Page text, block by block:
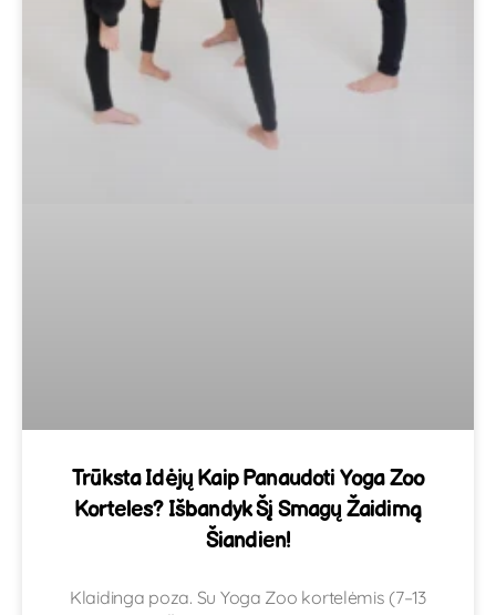
Trūksta Idėjų Kaip Panaudoti Yoga Zoo
Korteles? Išbandyk Šį Smagų Žaidimą
Šiandien!
Klaidinga poza. Su Yoga Zoo kortelėmis (7–13